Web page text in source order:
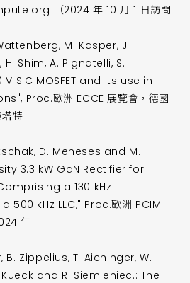
（2024 年 10 月 1 日訪問
M. Kasper, J.
Shim, A. Pignatelli, S.
SiC MOSFET and its use in
Proc.歐洲 ECCE 展覽會，德國
特
D. Meneses and M.
3.3 kW GaN Rectifier for
a 130 kHz
500 kHz LLC," Proc.歐洲 PCIM
年
B. Zippelius, T. Aichinger, W.
and R. Siemieniec.: The